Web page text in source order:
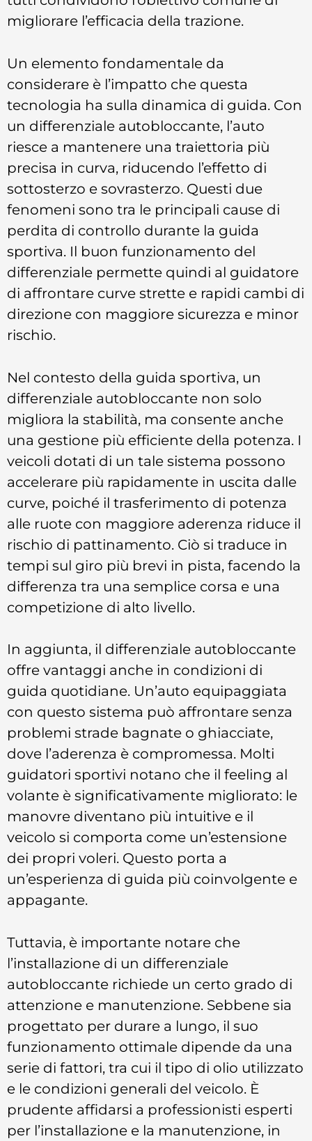
migliorare l’efficacia della trazione.
Un elemento fondamentale da
considerare è l’impatto che questa
tecnologia ha sulla dinamica di guida. Con
un differenziale autobloccante, l’auto
riesce a mantenere una traiettoria più
precisa in curva, riducendo l’effetto di
sottosterzo e sovrasterzo. Questi due
fenomeni sono tra le principali cause di
perdita di controllo durante la guida
sportiva. Il buon funzionamento del
differenziale permette quindi al guidatore
di affrontare curve strette e rapidi cambi di
direzione con maggiore sicurezza e minor
rischio.
Nel contesto della guida sportiva, un
differenziale autobloccante non solo
migliora la stabilità, ma consente anche
una gestione più efficiente della potenza. I
veicoli dotati di un tale sistema possono
accelerare più rapidamente in uscita dalle
curve, poiché il trasferimento di potenza
alle ruote con maggiore aderenza riduce il
rischio di pattinamento. Ciò si traduce in
tempi sul giro più brevi in pista, facendo la
differenza tra una semplice corsa e una
competizione di alto livello.
In aggiunta, il differenziale autobloccante
offre vantaggi anche in condizioni di
guida quotidiane. Un’auto equipaggiata
con questo sistema può affrontare senza
problemi strade bagnate o ghiacciate,
dove l’aderenza è compromessa. Molti
guidatori sportivi notano che il feeling al
volante è significativamente migliorato: le
manovre diventano più intuitive e il
veicolo si comporta come un’estensione
dei propri voleri. Questo porta a
un’esperienza di guida più coinvolgente e
appagante.
Tuttavia, è importante notare che
l’installazione di un differenziale
autobloccante richiede un certo grado di
attenzione e manutenzione. Sebbene sia
progettato per durare a lungo, il suo
funzionamento ottimale dipende da una
serie di fattori, tra cui il tipo di olio utilizzato
e le condizioni generali del veicolo. È
prudente affidarsi a professionisti esperti
per l’installazione e la manutenzione, in